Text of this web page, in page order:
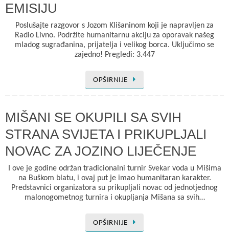
EMISIJU
Poslušajte razgovor s Jozom Klišaninom koji je napravljen za
Radio Livno. Podržite humanitarnu akciju za oporavak našeg
mladog sugrađanina, prijatelja i velikog borca. Uključimo se
zajedno! Pregledi: 3.447
OPŠIRNIJE
MIŠANI SE OKUPILI SA SVIH
STRANA SVIJETA I PRIKUPLJALI
NOVAC ZA JOZINO LIJEČENJE
I ove je godine održan tradicionalni turnir Svekar voda u Mišima
na Buškom blatu, i ovaj put je imao humanitaran karakter.
Predstavnici organizatora su prikupljali novac od jednotjednog
malonogometnog turnira i okupljanja Mišana sa svih…
OPŠIRNIJE